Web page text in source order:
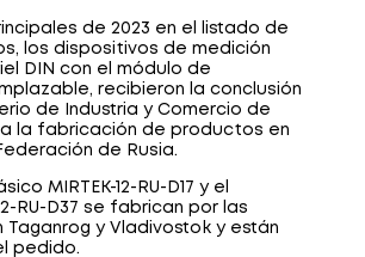
de 2023 en el listado de
los dispositivos de medición
DIN con el módulo de
recibieron la conclusión
de Industria y Comercio de
la fabricación de productos en
de Rusia.
MIRTEK-12-RU-D17 y el
RU-D37 se fabrican por las
Taganrog y Vladivostok y están
pedido.